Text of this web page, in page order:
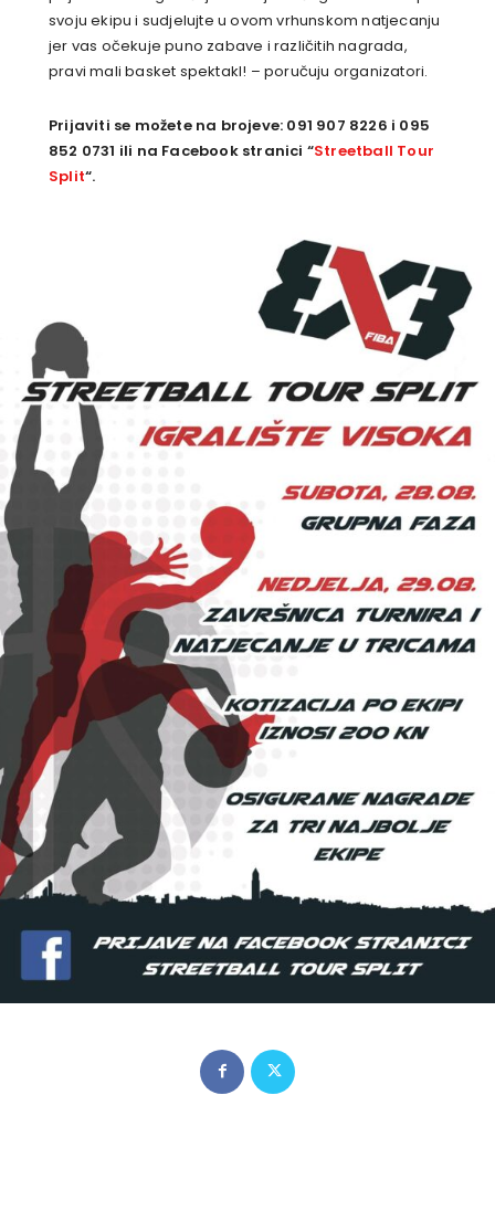
svoju ekipu i sudjelujte u ovom vrhunskom natjecanju
jer vas očekuje puno zabave i različitih nagrada,
pravi mali basket spektakl! – poručuju organizatori.
Prijaviti se možete na brojeve: 091 907 8226 i 095
852 0731 ili na Facebook stranici “Streetball Tour
Split“.